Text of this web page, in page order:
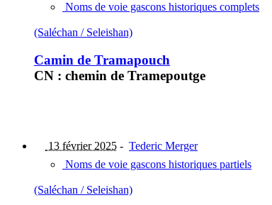
Noms de voie gascons historiques complets
(Saléchan / Seleishan)
Camin de Tramapouch
CN : chemin de Tramepoutge
13 février 2025 - Tederic Merger
Noms de voie gascons historiques partiels
(Saléchan / Seleishan)